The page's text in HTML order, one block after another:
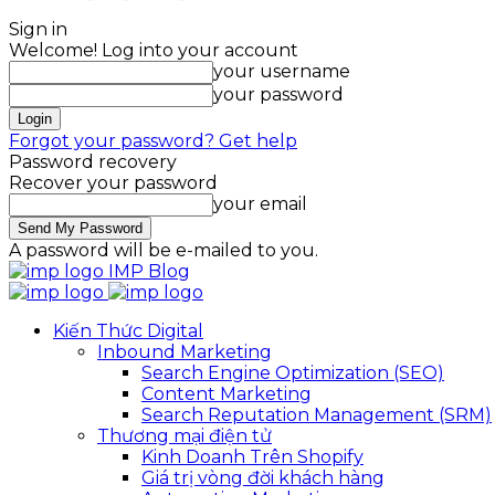
Sign in
Welcome! Log into your account
your username
your password
Forgot your password? Get help
Password recovery
Recover your password
your email
A password will be e-mailed to you.
IMP Blog
Kiến Thức Digital
Inbound Marketing
Search Engine Optimization (SEO)
Content Marketing
Search Reputation Management (SRM)
Thương mại điện tử
Kinh Doanh Trên Shopify
Giá trị vòng đời khách hàng